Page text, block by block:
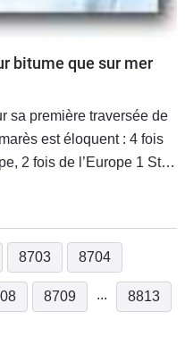
Loïc Peyron : Aussi à l’aise sur bitume que sur mer
sa première traversée de
est éloquent : 4 fois
2 fois de l’Europe 1 Star,
8703 8704
8709 ... 8813